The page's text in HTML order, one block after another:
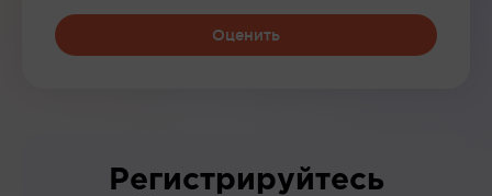
Оценить
Регистрируйтесь